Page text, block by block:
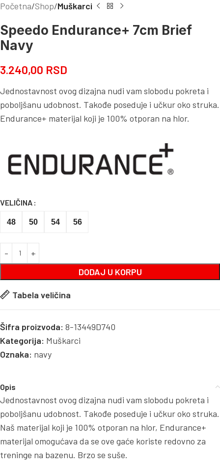
Početna Shop Muškarci
Speedo Endurance+ 7cm Brief
Navy
3.240,00 RSD
Jednostavnost ovog dizajna nudi vam slobodu pokreta i
poboljšanu udobnost. Takođe poseduje i učkur oko struka.
Endurance+ materijal koji je 100% otporan na hlor.
VELIČINA
48 50 54 56
DODAJ U KORPU
Tabela veličina
Šifra proizvoda: 8-13449D740
Kategorija: Muškarci
Oznaka: navy
Opis
Jednostavnost ovog dizajna nudi vam slobodu pokreta i
poboljšanu udobnost. Takođe poseduje i učkur oko struka.
Naš materijal koji je 100% otporan na hlor, Endurance+
materijal omogućava da se ove gaće koriste redovno za
treninge na bazenu. Brzo se suše.